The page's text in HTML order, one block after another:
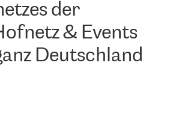
der
& Events
Deutschland